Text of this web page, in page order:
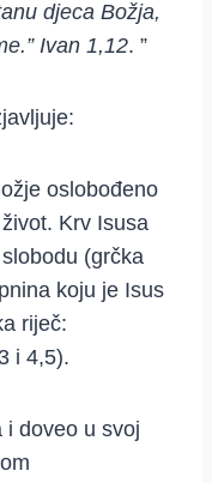
djeca Božja,
Ivan 1,12. ”
oslobođeno
Krv Isusa
(grčka
koju je Isus
riječ:
i 4,5).
i doveo u svoj